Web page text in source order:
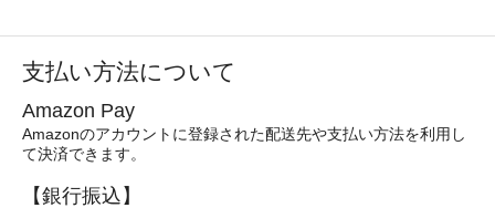
支払い方法について
Amazon Pay
Amazonのアカウントに登録された配送先や支払い方法を利用し
て決済できます。
【銀行振込】